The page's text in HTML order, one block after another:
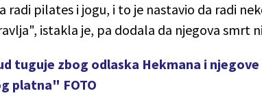
radi pilates i jogu, i to je nastavio da radi
istakla je, pa dodala da njegova smrt
tuguje zbog odlaska Hekmana i
platna" FOTO